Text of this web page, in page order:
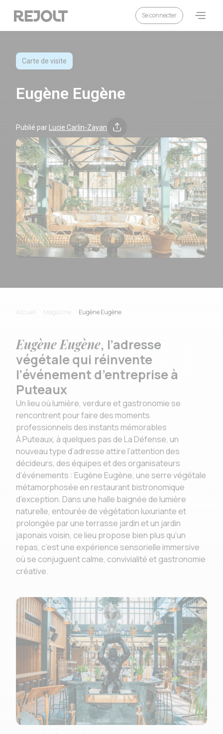
Se connecter
Eugène Eugène
Catégorie :
Carte de visite
Eugène Eugène
Publié par Lucie Carlin-Zayan
Accueil Magazine Eugène Eugène
Eugène Eugène, l’adresse
végétale qui réinvente
l’événement d’entreprise à
Puteaux
Un lieu où lumière, verdure et gastronomie se
rencontrent pour faire des moments
professionnels des instants mémorables
À Puteaux, à quelques pas de La Défense, un
nouveau type d’adresse attire l’attention des
décideurs, des équipes et des organisateurs
d’événements : Eugène Eugène, une serre végétale
métamorphosée en restaurant bistronomique
d’exception. Dans une halle baignée de lumière
naturelle, entourée de végétation luxuriante et
prolongée par une terrasse jardin et un jardin
japonais voisin, ce lieu propose bien plus qu’un
repas, c’est une expérience sensorielle immersive
où se conjuguent calme, convivialité et gastronomie
créative.